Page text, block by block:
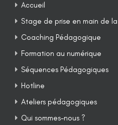
Accueil
Stage de prise en main de
Coaching Pédagogique
Formation au numérique
Séquences Pédagogiques
Hotline
Ateliers pédagogiques
Qui sommes-nous ?